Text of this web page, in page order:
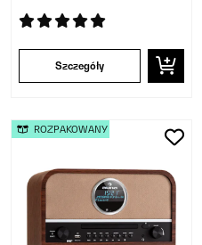
Szczegóły
ROZPAKOWANY